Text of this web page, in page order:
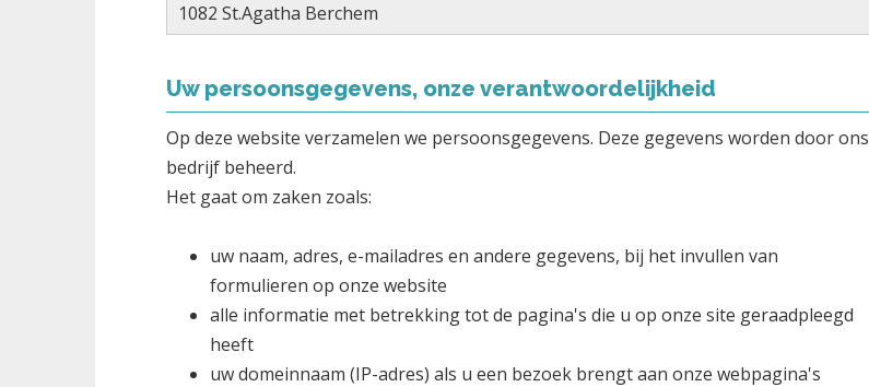
1082 St.Agatha Berchem
Uw persoonsgegevens, onze verantwoordelijkheid
Op deze website verzamelen we persoonsgegevens. Deze gegevens worden door ons
bedrijf beheerd.
Het gaat om zaken zoals:
uw naam, adres, e-mailadres en andere gegevens, bij het invullen van
formulieren op onze website
alle informatie met betrekking tot de pagina's die u op onze site geraadpleegd
heeft
uw domeinnaam (IP-adres) als u een bezoek brengt aan onze webpagina's